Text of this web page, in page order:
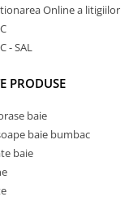
Online a litigiilor
- SAL
PRODUSE
baie
baie bumbac
baie